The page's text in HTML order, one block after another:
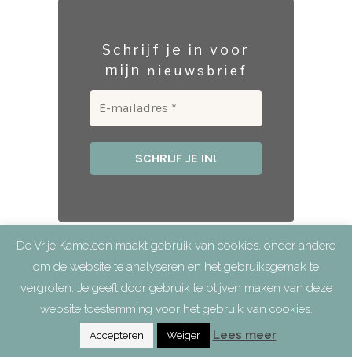
Schrijf je in voor
mijn nieuwsbrief
De Vrije Kameleon maakt gebruik van cookies, onder andere
om de website te analyseren en het gebruiksgemak te
vergroten. Je geeft door gebruik te blijven maken van deze
website toestemming voor het gebruik van cookies.
Accepteren Weiger Lees meer